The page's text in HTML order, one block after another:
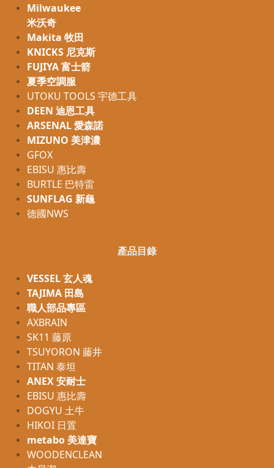
Milwaukee
米沃奇
Makita 牧田
KNICKS 尼克斯
FUJIYA 富士箭
夏季空調服
UTOKU TOOLS 宇德工具
DEEN 迪恩工具
ARSENAL 愛森諾
MIZUNO 美津濃
GFOX
EBISU 惠比壽
BURTLE 巴特雷
SUNFLAG 新龜
德國NWS
產品目錄
VESSEL 玄人魂
TAJIMA 田島
職人部品專區
AXBRAIN
SK11 藤原
TSUYORON 藤井
TITAN 泰坦
ANEX 安耐士
EBISU 惠比壽
DOGYU 土牛
HIKOI 日置
metabo 美達寶
WOODENCLEAN